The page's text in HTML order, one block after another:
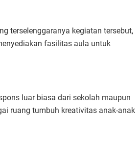
terselenggaranya kegiatan tersebut,
fasilitas aula untuk
luar biasa dari sekolah maupun
ruang tumbuh kreativitas anak-anak